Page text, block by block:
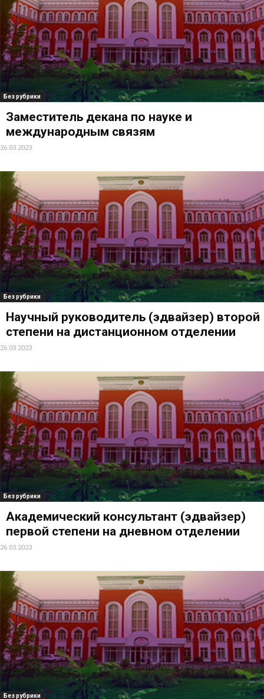
Без рубрики
Заместитель декана по науке и
международным связям
26.03.2023
Без рубрики
Научный руководитель (эдвайзер) второй
степени на дистанционном отделении
26.03.2023
Без рубрики
Академический консультант (эдвайзер)
первой степени на дневном отделении
26.03.2023
Без рубрики